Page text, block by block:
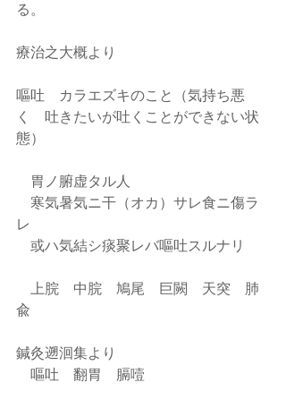
る。
療治之大概より
嘔吐　カラエズキのこと（気持ち悪
く　吐きたいが吐くことができない状
態）
    胃ノ腑虚タル人
レ
    或ハ気結シ痰聚レバ嘔吐スルナリ
兪
鍼灸遡洄集より
    嘔吐　翻胃　膈噎